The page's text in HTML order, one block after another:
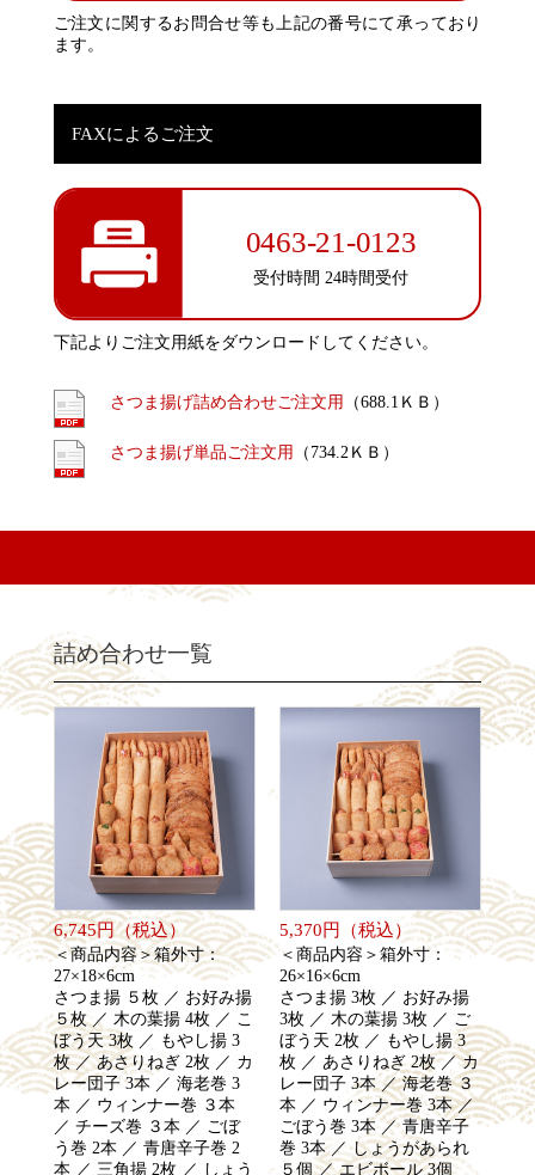
ご注文に関するお問合せ等も上記の番号にて承っており
ます。
FAXによるご注文
0463-21-0123
受付時間 24時間受付
下記よりご注文用紙をダウンロードしてください。
さつま揚げ詰め合わせご注文用 （688.1ＫＢ）
さつま揚げ単品ご注文用 （734.2ＫＢ）
詰め合わせ一覧
6,745円（税込）
＜商品内容＞箱外寸：
27×18×6cm
さつま揚 ５枚 ／ お好み揚
５枚 ／ 木の葉揚 4枚 ／ こ
ぼう天 3枚 ／ もやし揚 3
枚 ／ あさりねぎ 2枚 ／ カ
レー団子 3本 ／ 海老巻 3
本 ／ ウィンナー巻 ３本
／ チーズ巻 ３本 ／ ごぼ
う巻 2本 ／ 青唐辛子巻 2
本 ／ 三角揚 2枚 ／ しょう
5,370円（税込）
＜商品内容＞箱外寸：
26×16×6cm
さつま揚 3枚 ／ お好み揚
3枚 ／ 木の葉揚 3枚 ／ ご
ぼう天 2枚 ／ もやし揚 3
枚 ／ あさりねぎ 2枚 ／ カ
レー団子 3本 ／ 海老巻 ３
本 ／ ウィンナー巻 3本 ／
ごぼう巻 3本 ／ 青唐辛子
巻 3本 ／ しょうがあられ
５個 ／ エビボール 3個